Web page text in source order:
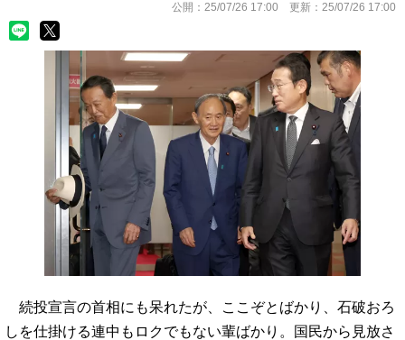
公開： 25/07/26 17:00 更新： 25/07/26 17:00
続投宣言の首相にも呆れたが、ここぞとばかり、石破おろ
しを仕掛ける連中もロクでもない輩ばかり。国民から見放さ